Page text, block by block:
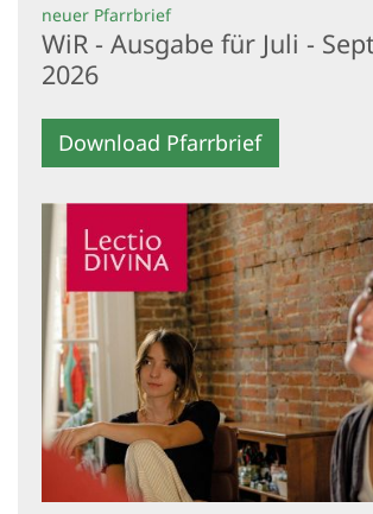
neuer Pfarrbrief:
WiR - Ausgabe für Juli -
2026
Download Pfarrbrief